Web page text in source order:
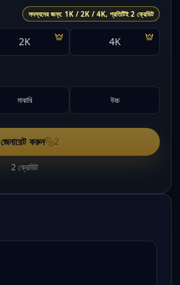
সদস্যদের জন্য: 1K / 2K / 4K, প্রতিটিই 2 ক্রেডিট
2K 4K
মাঝারি উচ্চ
জেনারেট করুন 2
2 ক্রেডিট